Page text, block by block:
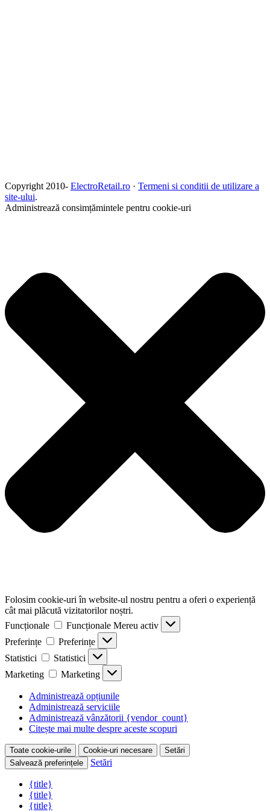
Copyright 2010- ElectroRetail.ro · Termeni si conditii de utilizare a
site-ului.
Administrează consimțămintele pentru cookie-uri
Folosim cookie-uri în website-ul nostru pentru a oferi o experiență
cât mai plăcută vizitatorilor noștri.
Funcționale
Funcționale Mereu activ
Preferințe
Preferințe
Statistici
Statistici
Marketing
Marketing
Administrează opțiunile
Administrează serviciile
Administrează vânzătorii {vendor_count}
Citește mai multe despre aceste scopuri
Toate cookie-urile Cookie-uri necesare
Setări
Salvează preferințele
Setări
{title}
{title}
{title}